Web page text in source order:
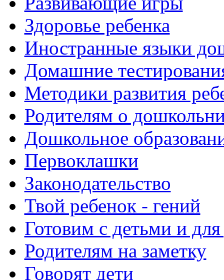
Здоровье ребенка
Иностранные языки
Домашние
Методики развития
Родителям о
Дошкольное
Первоклашки
Законодательство
Твой ребенок - гений
Готовим с детьми и для
Родителям на заметку
Говорят дети